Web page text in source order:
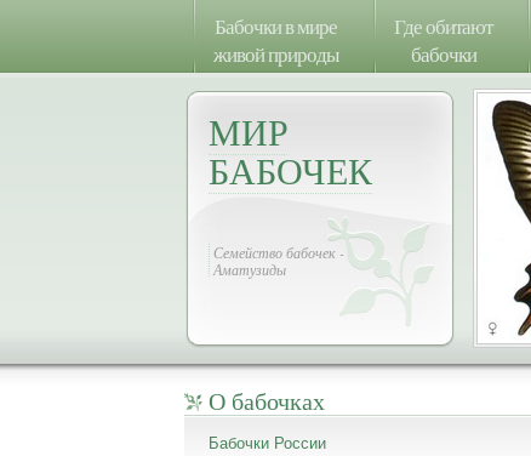
Бабочки в мире
живой природы
Где обитают
бабочки
МИР
БАБОЧЕК
Семейство бабочек -
Аматузиды
О бабочках
Бабочки России